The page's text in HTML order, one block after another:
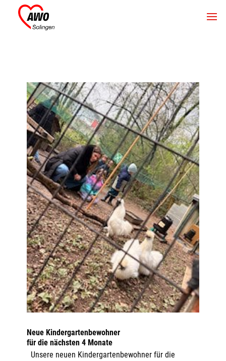
Neue Kindergartenbewohner
für die nächsten 4 Monate
Unsere neuen Kindergartenbewohner für die